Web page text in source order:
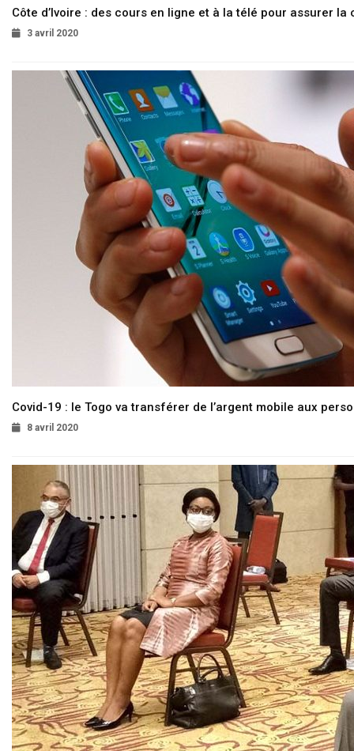
Côte d’Ivoire : des cours en ligne et à la télé pour assurer la
3 avril 2020
Covid-19 : le Togo va transférer de l’argent mobile aux
8 avril 2020